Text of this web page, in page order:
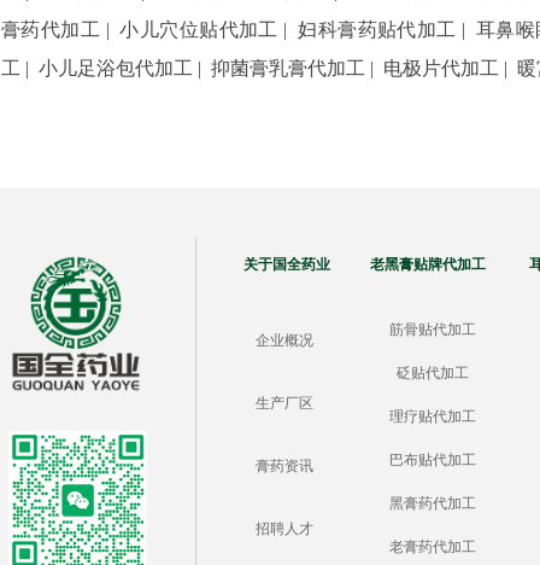
膏药代加工 |小儿穴位贴代加工 |妇科膏药贴代加工 | 耳鼻喉
工 | 小儿足浴包代加工 | 抑菌膏乳膏代加工 | 电极片代加工 |
关于国全药业 老黑膏贴牌代加工 耳
企业概况
生产厂区
膏药资讯
招聘人才
筋骨贴代加工
砭贴代加工
理疗贴代加工
巴布贴代加工
黑膏药代加工
老膏药代加工